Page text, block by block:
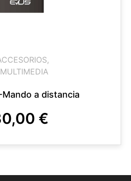
,
MULTIMEDIA
Mando a distancia
€